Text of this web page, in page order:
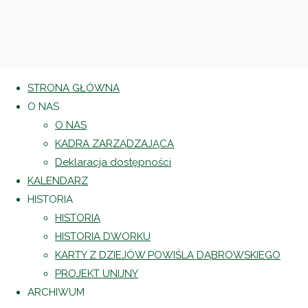
STRONA GŁÓWNA
O NAS
O NAS
KADRA ZARZĄDZAJĄCA
Deklaracja dostępności
KALENDARZ
HISTORIA
HISTORIA
HISTORIA DWORKU
KARTY Z DZIEJÓW POWIŚLA DĄBROWSKIEGO
PROJEKT UNIJNY
ARCHIWUM